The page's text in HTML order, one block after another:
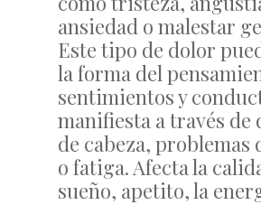
ansiedad o malestar
Este tipo de dolor
la forma del
sentimientos y
manifiesta a través de
de cabeza, problemas
o fatiga. Afecta la
sueño, apetito, la